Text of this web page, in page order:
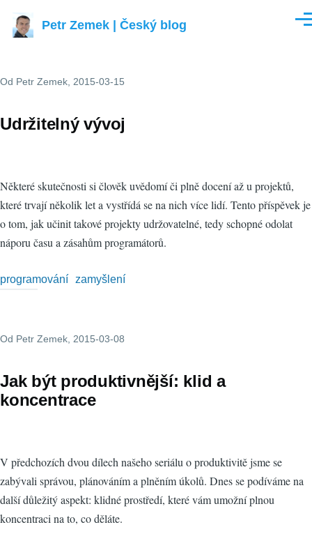
Petr Zemek | Český blog
Od Petr Zemek , 2015-03-15
Udržitelný vývoj
Některé skutečnosti si člověk uvědomí či plně docení až u projektů,
které trvají několik let a vystřídá se na nich více lidí. Tento příspěvek je
o tom, jak učinit takové projekty udržovatelné, tedy schopné odolat
náporu času a zásahům programátorů.
programování zamyšlení
Od Petr Zemek , 2015-03-08
Jak být produktivnější: klid a
koncentrace
V předchozích dvou dílech našeho seriálu o produktivitě jsme se
zabývali správou, plánováním a plněním úkolů. Dnes se podíváme na
další důležitý aspekt: klidné prostředí, které vám umožní plnou
koncentraci na to, co děláte.